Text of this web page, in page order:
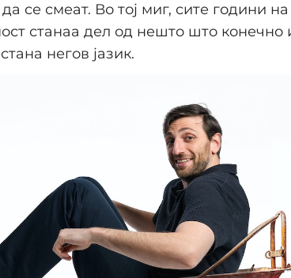
се смеат. Во тој миг, сите години
станаа дел од нешто што
негов јазик.